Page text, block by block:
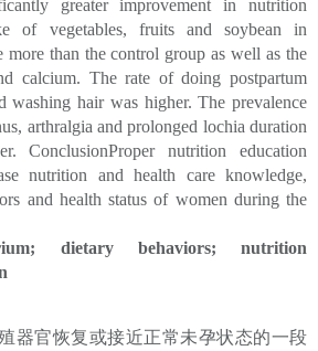
greater improvement in nutrition
of vegetables, fruits and soybean in
more than the control group as well as the
calcium. The rate of doing postpartum
washing hair was higher. The prevalence
arthralgia and prolonged lochia duration
ConclusionProper nutrition education
nutrition and health care knowledge,
and health status of women during the
dietary behaviors; nutrition
器官恢复或接近正常未孕状态的一段